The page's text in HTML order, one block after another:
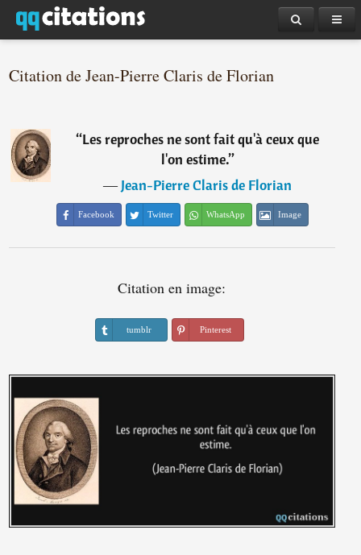
Citation de Jean-Pierre Claris de Florian
“Les reproches ne sont fait qu'à ceux que
l'on estime.”
―Jean-Pierre Claris de Florian
Facebook Twitter WhatsApp Image
Citation en image:
tumblr Pinterest